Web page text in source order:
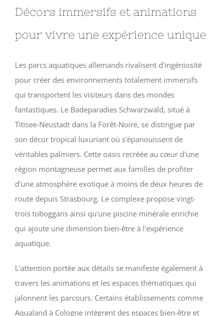
Décors immersifs et animations
pour vivre une expérience unique
Les parcs aquatiques allemands rivalisent d'ingéniosité
pour créer des environnements totalement immersifs
qui transportent les visiteurs dans des mondes
fantastiques. Le Badeparadies Schwarzwald, situé à
Titisee-Neustadt dans la Forêt-Noire, se distingue par
son décor tropical luxuriant où s'épanouissent de
véritables palmiers. Cette oasis recréée au cœur d'une
région montagneuse permet aux familles de profiter
d'une atmosphère exotique à moins de deux heures de
route depuis Strasbourg. Le complexe propose vingt-
trois toboggans ainsi qu'une piscine minérale enrichie
qui ajoute une dimension bien-être à l'expérience
aquatique.
L'attention portée aux détails se manifeste également à
travers les animations et les espaces thématiques qui
jalonnent les parcours. Certains établissements comme
Aqualand à Cologne intègrent des espaces bien-être et